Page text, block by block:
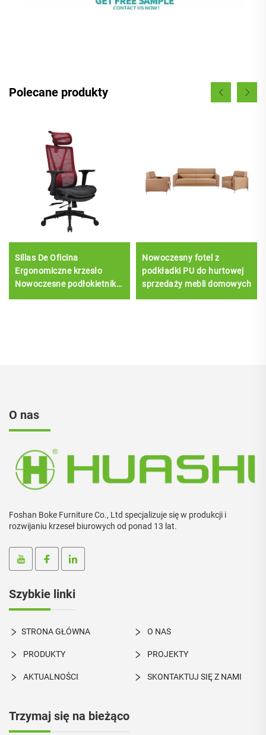
Polecane produkty
Sillas De Oficina
Ergonomiczne krzesło
Nowoczesne podłokietnik
4d Czarna nylonowa rama
Nowoczesny fotel z
podkładki PU do hurtowej
sprzedaży mebli domowych
O nas
Foshan Boke Furniture Co., Ltd specjalizuje się w produkcji i
rozwijaniu krzeseł biurowych od ponad 13 lat.
Szybkie linki
STRONA GŁÓWNA O NAS
PRODUKTY PROJEKTY
AKTUALNOŚCI SKONTAKTUJ SIĘ Z NAMI
Trzymaj się na bieżąco